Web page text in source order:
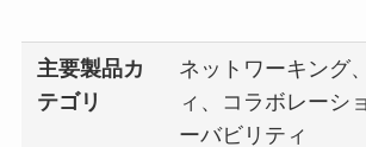
主要製品カ
テゴリ
ネットワーキング
ィ、コラボレーシ
ーバビリティ